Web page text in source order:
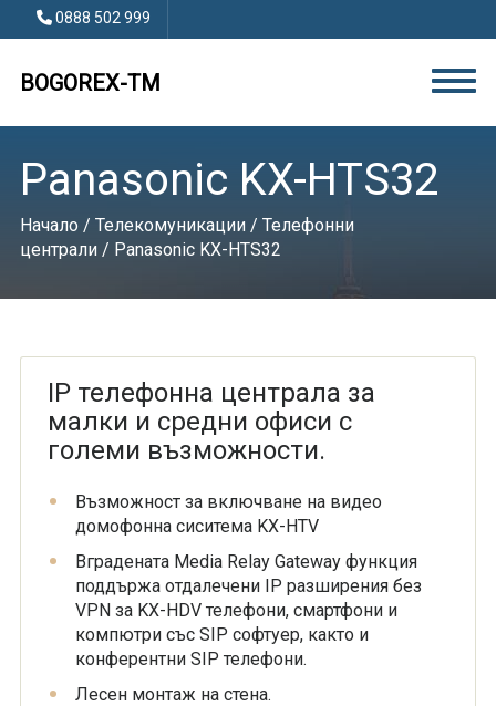
0888 502 999
BOGOREX-TM
Panasonic KX-HTS32
Начало/ Телекомуникации/ Телефонни
централи/ Panasonic KX-HTS32
IP телефонна централа за
малки и средни офиси с
големи възможности.
Възможност за включване на видео
домофонна сиситема KX-HTV
Вградената Media Relay Gateway функция
поддържа отдалечени IP разширения без
VPN за KX-HDV телефони, смартфони и
компютри със SIP софтуер, както и
конферентни SIP телефони.
Лесен монтаж на стена.